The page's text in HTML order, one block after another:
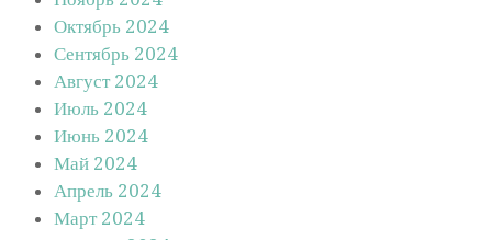
Октябрь 2024
Сентябрь 2024
Август 2024
Июль 2024
Июнь 2024
Май 2024
Апрель 2024
Март 2024